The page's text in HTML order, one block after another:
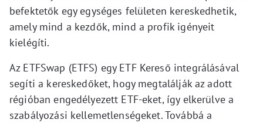
befektetők egy egységes felületen kereskedhetik,
amely mind a kezdők, mind a profik igényeit
kielégíti.
Az ETFSwap (ETFS) egy ETF Kereső integrálásával
segíti a kereskedőket, hogy megtalálják az adott
régióban engedélyezett ETF-eket, így elkerülve a
szabályozási kellemetlenségeket. Továbbá a